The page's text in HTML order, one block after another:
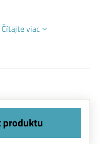
Čítajte viac